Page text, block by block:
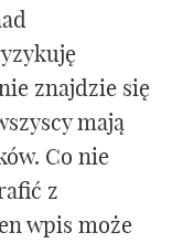
znajdzie się
mają
Co nie
z
wpis może